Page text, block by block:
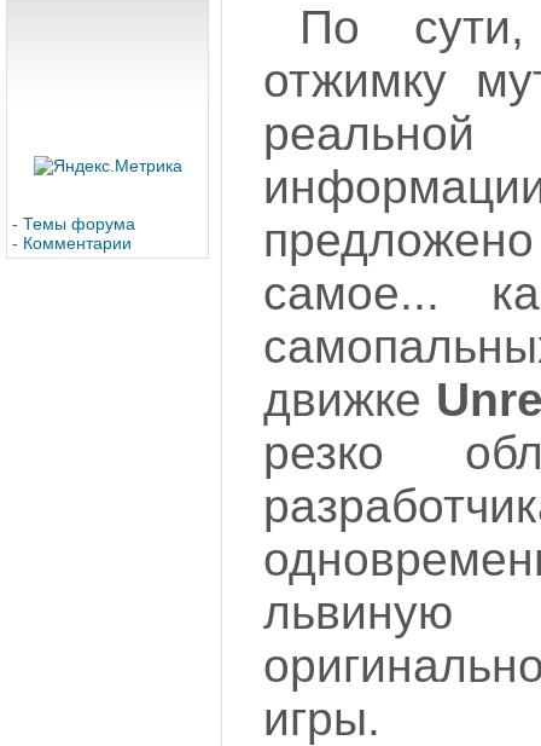
- Темы форума
- Комментарии
По
отжимку
самое...
движке
резко
игры.